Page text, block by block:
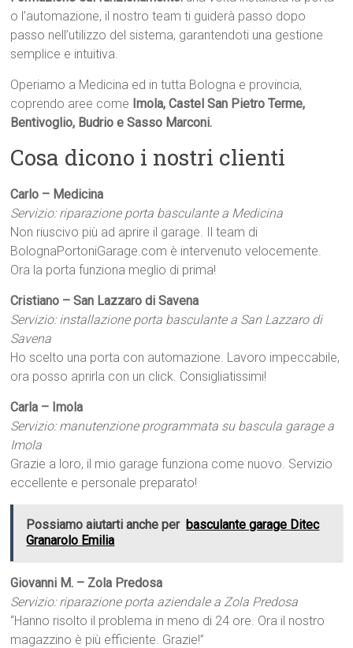
o l’automazione, il nostro team ti guiderà passo dopo
passo nell’utilizzo del sistema, garantendoti una gestione
semplice e intuitiva.
Operiamo a Medicina ed in tutta Bologna e provincia,
coprendo aree come Imola, Castel San Pietro Terme,
Bentivoglio, Budrio e Sasso Marconi.
Cosa dicono i nostri clienti
Carlo – Medicina
Servizio: riparazione porta basculante a Medicina
Non riuscivo più ad aprire il garage. Il team di
BolognaPortoniGarage.com è intervenuto velocemente.
Ora la porta funziona meglio di prima!
Cristiano – San Lazzaro di Savena
Servizio: installazione porta basculante a San Lazzaro di
Savena
Ho scelto una porta con automazione. Lavoro impeccabile,
ora posso aprirla con un click. Consigliatissimi!
Carla – Imola
Servizio: manutenzione programmata su bascula garage a
Imola
Grazie a loro, il mio garage funziona come nuovo. Servizio
eccellente e personale preparato!
Possiamo aiutarti anche per basculante garage Ditec
Granarolo Emilia
Giovanni M. – Zola Predosa
Servizio: riparazione porta aziendale a Zola Predosa
“Hanno risolto il problema in meno di 24 ore. Ora il nostro
magazzino è più efficiente. Grazie!”